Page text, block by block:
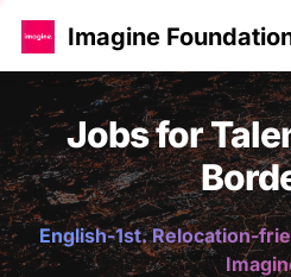
Imagine
Jobs for
English-1st. Relocation-